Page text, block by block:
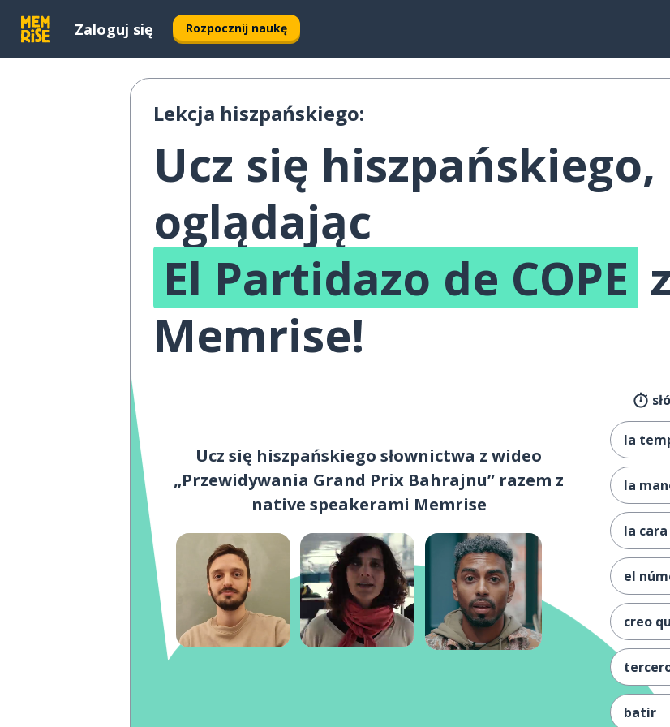
Zaloguj się Rozpocznij naukę
Lekcja hiszpańskiego:
Ucz się hiszpańskiego,
oglądając
El Partidazo de COPE z
Memrise!
Ucz się hiszpańskiego słownictwa z wideo
„Przewidywania Grand Prix Bahrajnu” razem z
native speakerami Memrise
la
la
la cara
el
creo
batir